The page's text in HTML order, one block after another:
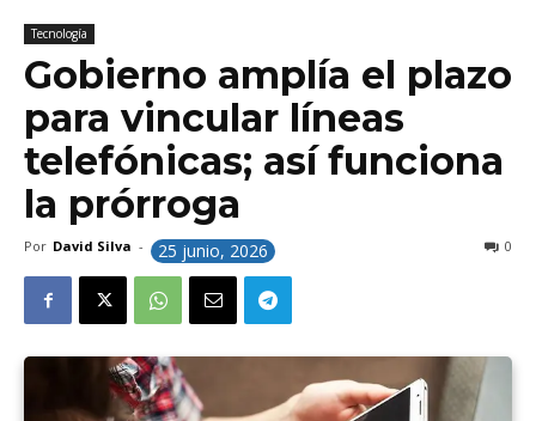
Tecnología
Gobierno amplía el plazo
para vincular líneas
telefónicas; así funciona
la prórroga
Por David Silva - 25 junio, 2026 0